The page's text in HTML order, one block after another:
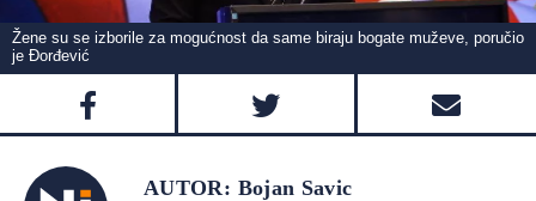
Žene su se izborile za mogućnost da same biraju bogate muževe, poručio
je Đorđević
AUTOR: Bojan Savic